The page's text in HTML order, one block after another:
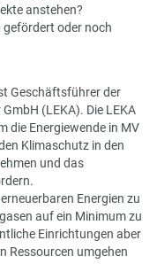
anstehen?
gefördert oder noch
Geschäftsführer der
(LEKA). Die LEKA
die Energiewende in MV
Klimaschutz in den
und das
Energien zu
auf ein Minimum zu
Einrichtungen aber
Ressourcen umgehen